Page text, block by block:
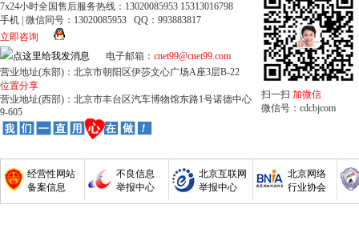
7x24小时全国售后服务热线：13020085953 15313016798
手机 | 微信同号：13020085953 QQ：993883817
立即咨询
电子邮箱： cnet99@cnet99.com
营业地址(东部)：北京市朝阳区伊莎文心广场A座3层B-22
位置分享
营业地址(西部)：北京市丰台区汽车博物馆东路1号诺德中心
9-605
扫一扫 加微信
微信号：cdcbjcom
经营性网站
备案信息
不良信息
举报中心
北京互联网
举报中心
北京网络
行业协会